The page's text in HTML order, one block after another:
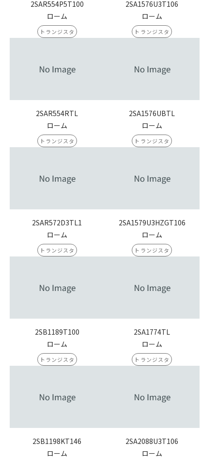
2SAR554P5T100
ローム
トランジスタ
2SA1576U3T106
ローム
トランジスタ
2SAR554RTL
ローム
トランジスタ
2SA1576UBTL
ローム
トランジスタ
2SAR572D3TL1
ローム
トランジスタ
2SA1579U3HZGT106
ローム
トランジスタ
2SB1189T100
ローム
トランジスタ
2SA1774TL
ローム
トランジスタ
2SB1198KT146
ローム
2SA2088U3T106
ローム